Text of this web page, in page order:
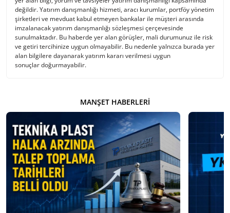
değildir. Yatırım danışmanlığı hizmeti, aracı kurumlar, portföy yönetim
şirketleri ve mevduat kabul etmeyen bankalar ile müşteri arasında
imzalanacak yatırım danışmanlığı sözleşmesi çerçevesinde
sunulmaktadır. Bu haberde yer alan görüşler, mali durumunuz ile risk
ve getiri tercihinize uygun olmayabilir. Bu nedenle yalnızca burada yer
alan bilgilere dayanarak yatırım kararı verilmesi uygun
sonuçlar doğurmayabilir.
MANŞET HABERLERI